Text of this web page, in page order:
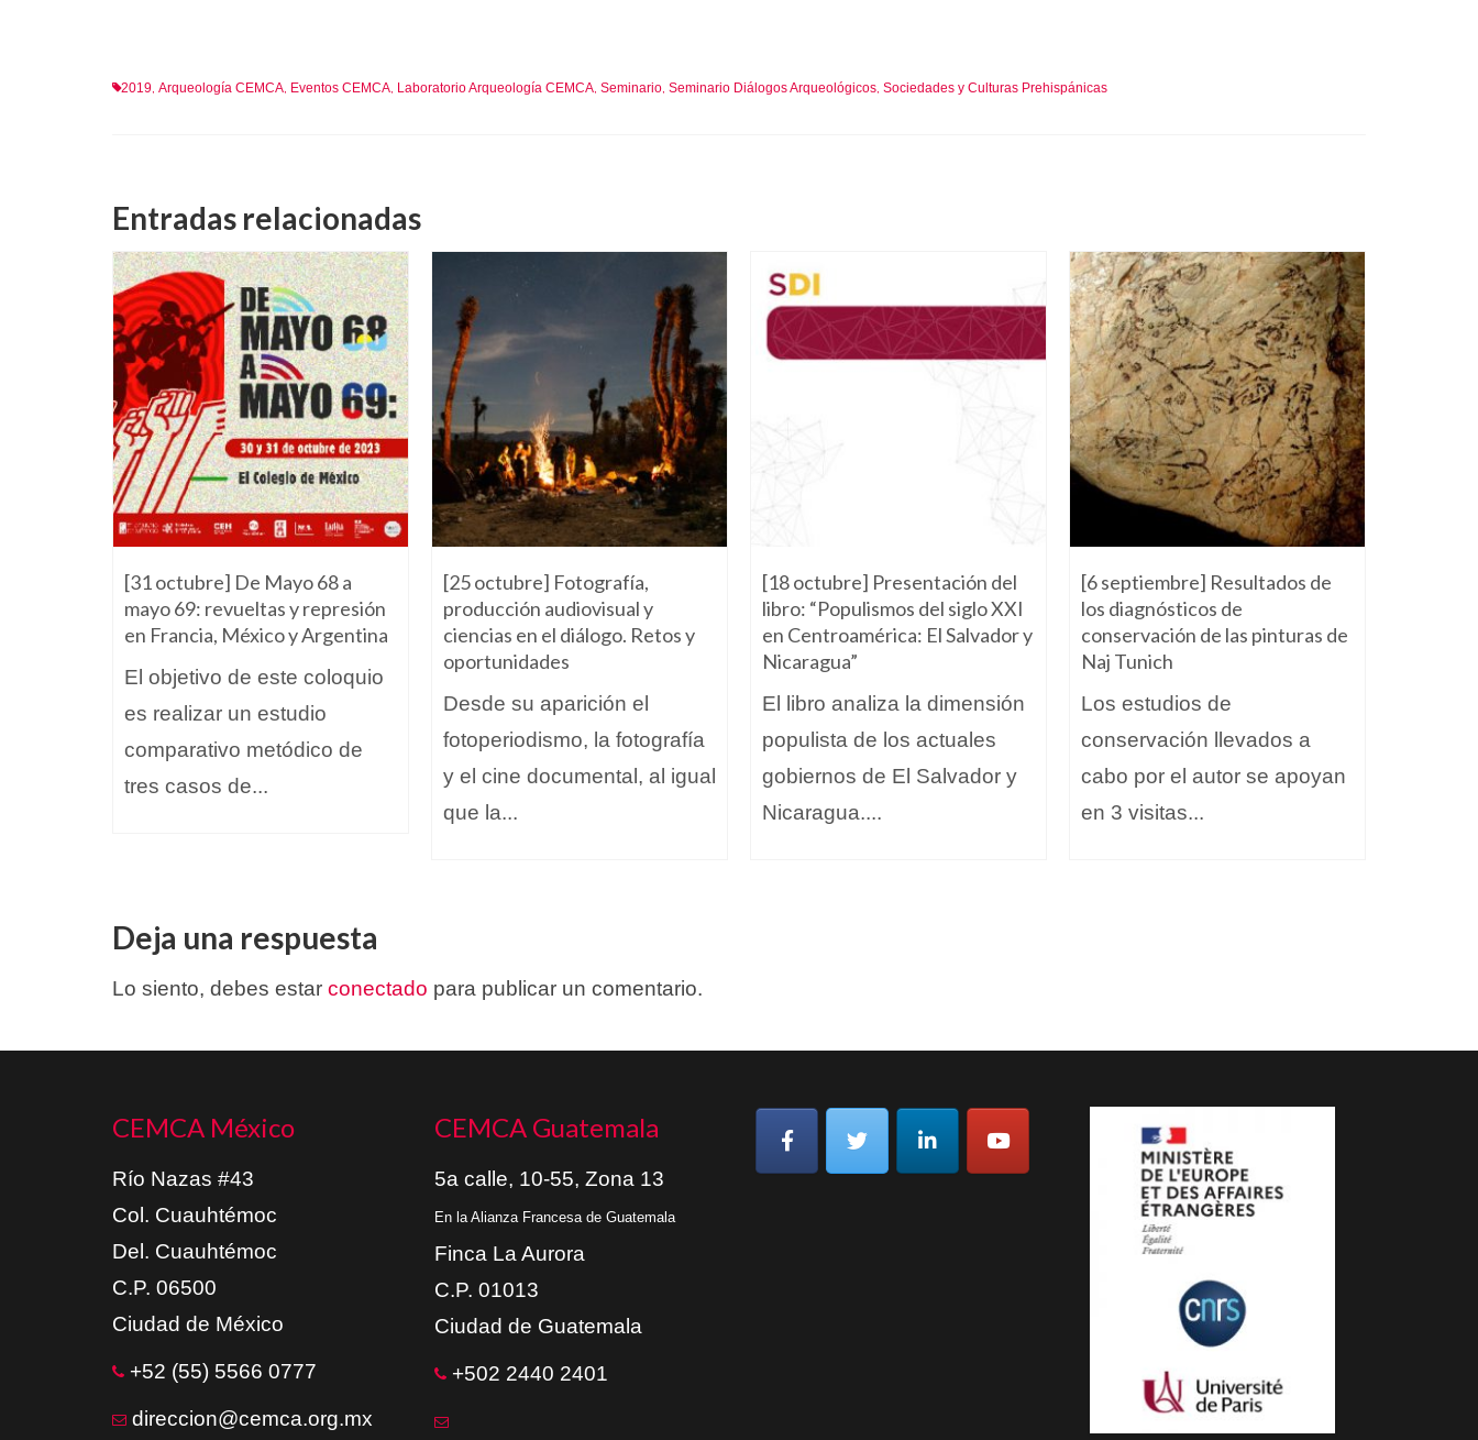
2019 Arqueología CEMCA Eventos CEMCA Laboratorio Arqueología CEMCA Seminario Seminario Diálogos Arqueológicos Sociedades y Culturas Prehispánicas
Entradas relacionadas
[31 octubre] De Mayo 68 a
mayo 69: revueltas y represión
en Francia, México y Argentina
El objetivo de este coloquio
es realizar un estudio
comparativo metódico de
tres casos de...
[25 octubre] Fotografía,
producción audiovisual y
ciencias en el diálogo. Retos y
oportunidades
Desde su aparición el
fotoperiodismo, la fotografía
y el cine documental, al igual
que la...
[18 octubre] Presentación del
libro: “Populismos del siglo XXI
en Centroamérica: El Salvador y
Nicaragua”
El libro analiza la dimensión
populista de los actuales
gobiernos de El Salvador y
Nicaragua....
[6 septiembre] Resultados de
los diagnósticos de
conservación de las pinturas de
Naj Tunich
Los estudios de
conservación llevados a
cabo por el autor se apoyan
en 3 visitas...
Deja una respuesta
Lo siento, debes estar conectado para publicar un comentario.
CEMCA México
Río Nazas #43
Col. Cuauhtémoc
Del. Cuauhtémoc
C.P. 06500
Ciudad de México
+52 (55) 5566 0777
direccion@cemca.org.mx
CEMCA Guatemala
5a calle, 10-55, Zona 13
En la Alianza Francesa de Guatemala
Finca La Aurora
C.P. 01013
Ciudad de Guatemala
+502 2440 2401